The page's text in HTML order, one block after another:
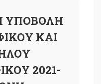
ΥΠΟΒΟΛΗ
ΚΑΙ
2021-